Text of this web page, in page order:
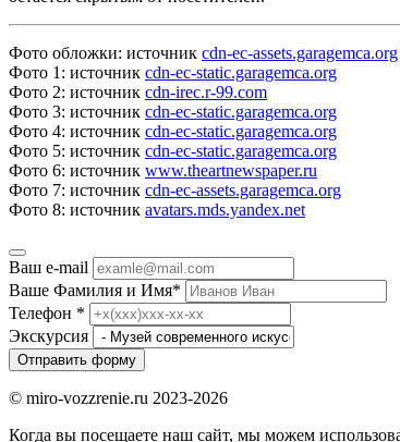
Фото обложки: источник cdn-ec-assets.garagemca.org
Фото 1: источник cdn-ec-static.garagemca.org
Фото 2: источник cdn-irec.r-99.com
Фото 3: источник cdn-ec-static.garagemca.org
Фото 4: источник cdn-ec-static.garagemca.org
Фото 5: источник cdn-ec-static.garagemca.org
Фото 6: источник www.theartnewspaper.ru
Фото 7: источник cdn-ec-assets.garagemca.org
Фото 8: источник avatars.mds.yandex.net
Ваш e-mail
Ваше Фамилия и Имя*
Телефон *
Экскурсия
Отправить форму
© miro-vozzrenie.ru 2023-2026
Когда вы посещаете наш сайт, мы можем